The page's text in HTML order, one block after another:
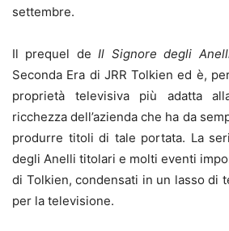
settembre.
Il prequel deIl Signore degli
Seconda Era di JRR Tolkien ed è,
proprietà televisiva più adatta
ricchezza dell’azienda che ha da
produrre titoli di tale portata. La
degli Anelli titolari e molti eventi
di Tolkien, condensati in un lasso di
per la televisione.